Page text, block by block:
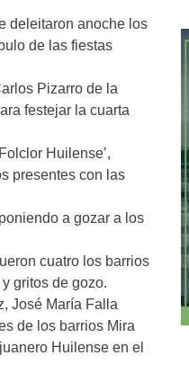
deleitaron anoche los
de las fiestas
Pizarro de la
festejar la cuarta
Huilense’,
presentes con las
a gozar a los
cuatro los barrios
gritos de gozo.
José María Falla
de los barrios Mira
Huilense en el